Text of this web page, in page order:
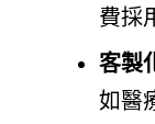
費採
客製
如醫